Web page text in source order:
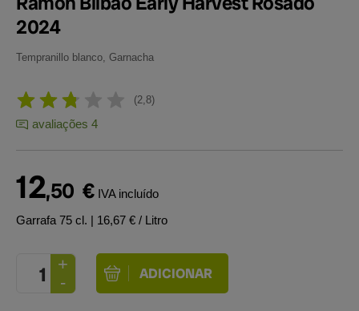
2024
Tempranillo blanco, Garnacha
2,8
avaliações 4
12,50 € IVA incluído
Garrafa 75 cl. | 16,67 € / Litro